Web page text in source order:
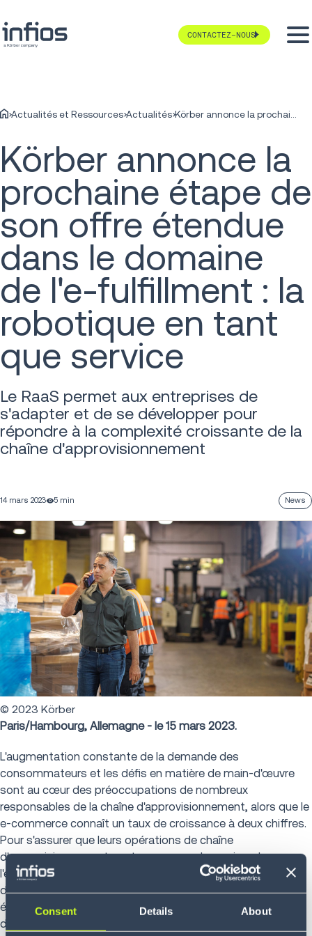
Consent Details About
CONTACTEZ-NOUS
Actualités et Ressources Actualités Körber annonce la prochaine étape de son offre étendue dans le domaine de l'e-fulfillment : la robotique en tant que service
Körber annonce la
prochaine étape de
son offre étendue
dans le domaine
de l'e-fulfillment : la
robotique en tant
que service
Le RaaS permet aux entreprises de
s'adapter et de se développer pour
répondre à la complexité croissante de la
chaîne d'approvisionnement
14 mars 2023 5 min News
© 2023 Körber
Paris/Hambourg, Allemagne - le 15 mars 2023.
L'augmentation constante de la demande des
consommateurs et les défis en matière de main-d'œuvre
sont au cœur des préoccupations de nombreux
responsables de la chaîne d'approvisionnement, alors que le
e-commerce connaît un taux de croissance à deux chiffres.
Pour s'assurer que leurs opérations de chaîne
d'approvisionnement sont en mesure de survivre dans
l'économie numérique d'aujourd'hui, les organisations
doivent accroître leur efficacité, leur flexibilité et leur
évolutivité. S'ajoutant à une vaste gamme de technologies
de chaîne d'approvisionnement couvrant la gestion